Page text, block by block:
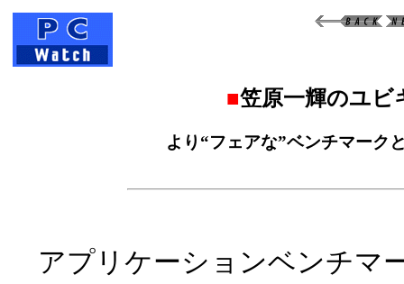
■笠原一輝のユビ
より“フェアな”ベンチマーク
アプリケーションベンチマ